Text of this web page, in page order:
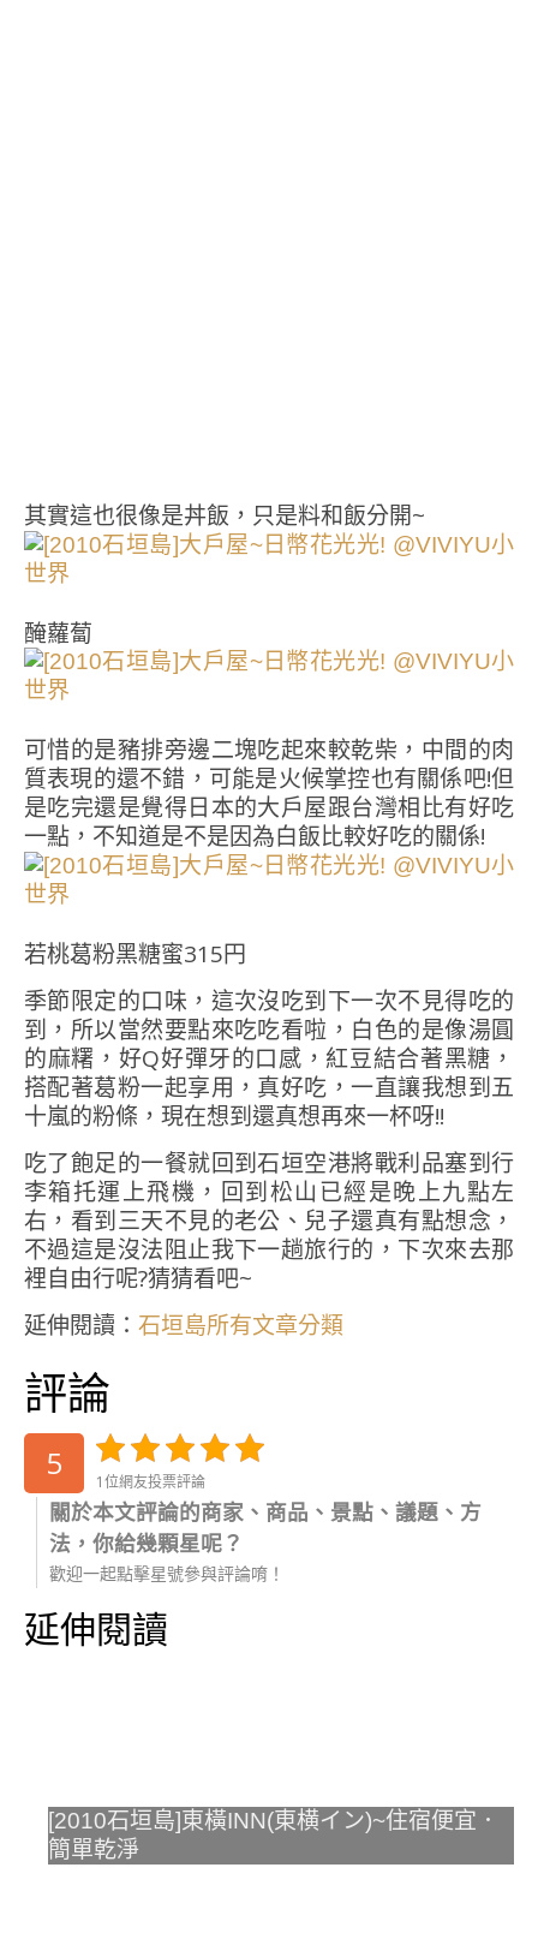
其實這也很像是丼飯，只是料和飯分開~
醃蘿蔔
可惜的是豬排旁邊二塊吃起來較乾柴，中間的肉
質表現的還不錯，可能是火候掌控也有關係吧!但
是吃完還是覺得日本的大戶屋跟台灣相比有好吃
一點，不知道是不是因為白飯比較好吃的關係!
若桃葛粉黑糖蜜315円
季節限定的口味，這次沒吃到下一次不見得吃的
到，所以當然要點來吃吃看啦，白色的是像湯圓
的麻糬，好Q好彈牙的口感，紅豆結合著黑糖，
搭配著葛粉一起享用，真好吃，一直讓我想到五
十嵐的粉條，現在想到還真想再來一杯呀!!
吃了飽足的一餐就回到石垣空港將戰利品塞到行
李箱托運上飛機，回到松山已經是晚上九點左
右，看到三天不見的老公、兒子還真有點想念，
不過這是沒法阻止我下一趟旅行的，下次來去那
裡自由行呢?猜猜看吧~
延伸閱讀： 石垣島所有文章分類
評論
5 1位網友投票評論
關於本文評論的商家、商品、景點、議題、方
法，你給幾顆星呢？
歡迎一起點擊星號參與評論唷！
延伸閱讀
[2010石垣島]東橫INN(東横イン)~住宿便宜．
簡單乾淨